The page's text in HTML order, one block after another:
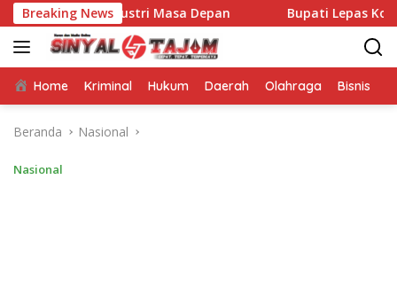
Langsung
ke
konten
Breaking News
Industri Masa Depan Bupati Lepas Kontingen
Home Kriminal Hukum Daerah Olahraga Bisnis
Beranda Nasional
Nasional